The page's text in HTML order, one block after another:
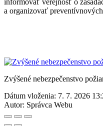
a organizovať
Zvýšené nebezpečenstvo
Dátum vloženia: 7. 7. 2026
Autor: Správca Webu